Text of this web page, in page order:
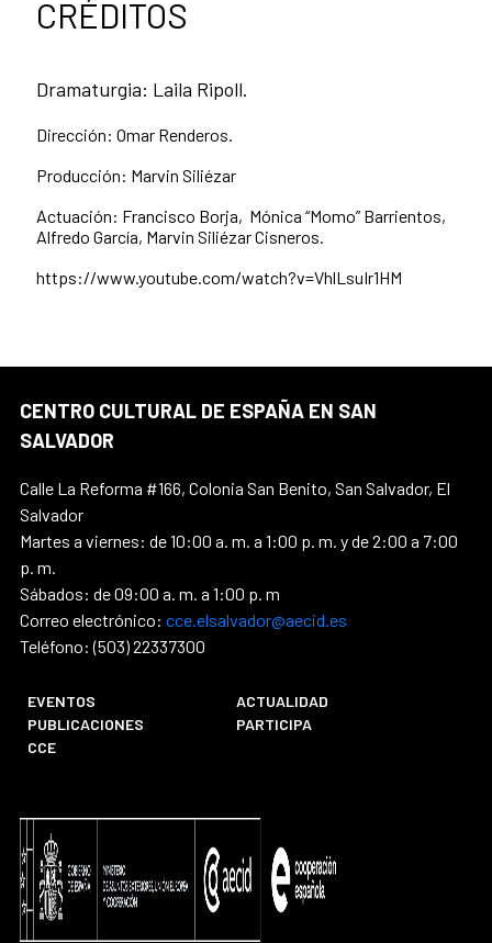
CRÉDITOS
Dramaturgia: Laila Ripoll.
Dirección: Omar Renderos.
Producción: Marvin Siliézar
Actuación: Francisco Borja, Mónica “Momo” Barrientos,
Alfredo García, Marvin Siliézar Cisneros
https://www.youtube.com/watch?v=VhlLsuIr1HM
CENTRO CULTURAL DE ESPAÑA EN SAN
SALVADOR
Calle La Reforma #166, Colonia San Benito, San Salvador, El
Salvador
Martes a viernes: de 10:00 a. m. a 1:00 p. m. y de 2:00 a 7:00
p. m.
Sábados: de 09:00 a. m. a 1:00 p. m
Correo electrónico: cce.elsalvador@aecid.es
Teléfono: (503) 22337300
EVENTOS
ACTUALIDAD
PUBLICACIONES
PARTICIPA
CCE